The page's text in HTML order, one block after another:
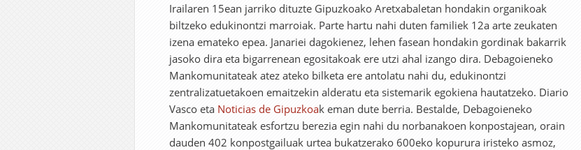
Irailaren 15ean jarriko dituzte Gipuzkoako Aretxabaletan hondakin organikoak
biltzeko edukinontzi marroiak. Parte hartu nahi duten familiek 12a arte zeukaten
izena emateko epea. Janariei dagokienez, lehen fasean hondakin gordinak bakarrik
jasoko dira eta bigarrenean egositakoak ere utzi ahal izango dira. Debagoieneko
Mankomunitateak atez ateko bilketa ere antolatu nahi du, edukinontzi
zentralizatuetakoen emaitzekin alderatu eta sistemarik egokiena hautatzeko. Diario
Vasco eta Noticias de Gipuzkoak eman dute berria. Bestalde, Debagoieneko
Mankomunitateak esfortzu berezia egin nahi du norbanakoen konpostajean, orain
dauden 402 konpostgailuak urtea bukatzerako 600eko kopurura iristeko asmoz,